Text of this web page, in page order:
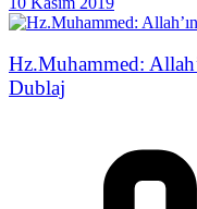
Hz.Muhammed:
Dublaj